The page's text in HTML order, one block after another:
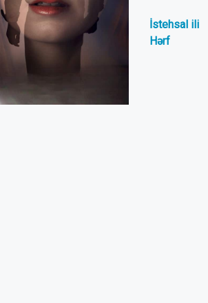
İstehsal ili
Hərf